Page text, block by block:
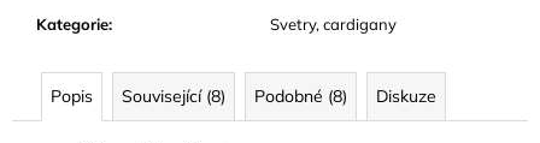
Kategorie: Svetry, cardigany
Popis Související (8) Podobné (8) Diskuze